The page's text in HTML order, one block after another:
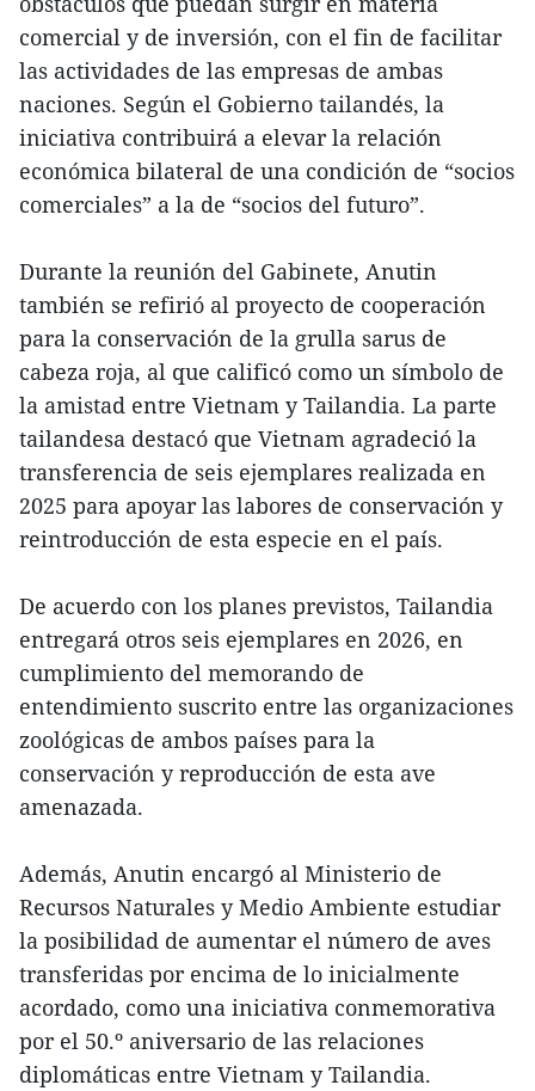
comercial y de inversión, con el fin de facilitar
las actividades de las empresas de ambas
naciones. Según el Gobierno tailandés, la
iniciativa contribuirá a elevar la relación
económica bilateral de una condición de “socios
comerciales” a la de “socios del futuro”.
Durante la reunión del Gabinete, Anutin
también se refirió al proyecto de cooperación
para la conservación de la grulla sarus de
cabeza roja, al que calificó como un símbolo de
la amistad entre Vietnam y Tailandia. La parte
tailandesa destacó que Vietnam agradeció la
transferencia de seis ejemplares realizada en
2025 para apoyar las labores de conservación y
reintroducción de esta especie en el país.
De acuerdo con los planes previstos, Tailandia
entregará otros seis ejemplares en 2026, en
cumplimiento del memorando de
entendimiento suscrito entre las organizaciones
zoológicas de ambos países para la
conservación y reproducción de esta ave
amenazada.
Además, Anutin encargó al Ministerio de
Recursos Naturales y Medio Ambiente estudiar
la posibilidad de aumentar el número de aves
transferidas por encima de lo inicialmente
acordado, como una iniciativa conmemorativa
por el 50.º aniversario de las relaciones
diplomáticas entre Vietnam y Tailandia.